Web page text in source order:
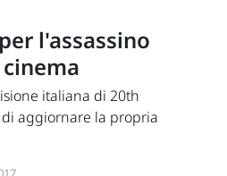
l'assassino
italiana di 20th
aggiornare la propria